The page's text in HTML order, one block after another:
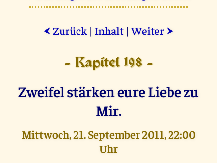
⮜ Zurück | Inhalt |Weiter ⮞
- Kapitel 198 -
Zweifel stärken eure Liebe zu
Mir.
Mittwoch, 21. September 2011, 22:00
Uhr